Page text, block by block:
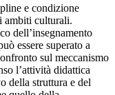
e condizione
ambiti culturali.
dell’insegnamento
essere superato a
sul meccanismo
l’attività didattica
della struttura e del